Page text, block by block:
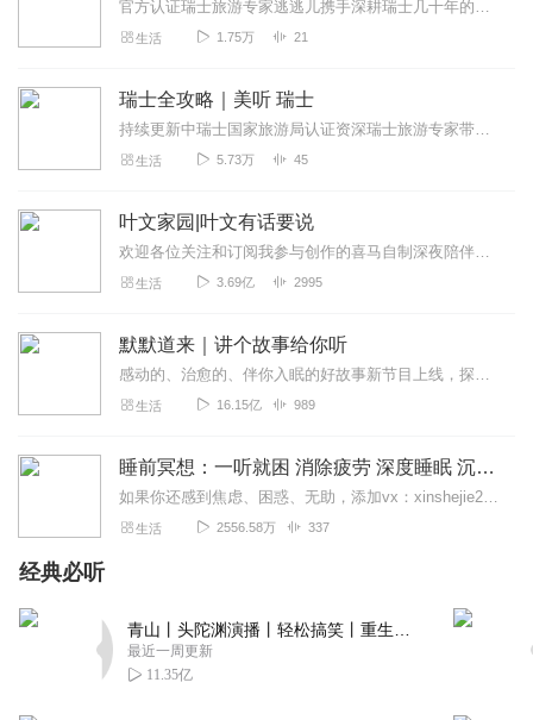
玉琦琳
声音已经感受到阳光明媚，仿佛已置身湖畔，身临其境！跟
着主播乘车换船，畅游一番！感受一个不一样的世界！
2021-09-19
屌丝主宰一切
主播的声音很有亲和力，每一个故事都娓娓道来，不唐突，
不造作，偶尔说到开心处，都能让人忍俊不止。很棒！加
2021-05-05
值极高。一张逃逃儿主播全攻略在手，瑞士你放心随意走！
如烟往事_
虽然没去过瑞士，听了这个系列，有了美的感受，引发了去
瑞士的遐想。超赞
2021-09-12
官方认证瑞士旅游专家逃逃儿携手深耕瑞士几十年的旅游开发接待专业团队美乐（MELLE）为您立体呈现丰富有趣的全瑞士。即逃逃儿的瑞士全攻略系列的画面感《...
生活 1.75万 21
瑞士全攻略｜美听 瑞士
持续更新中瑞士国家旅游局认证资深瑞士旅游专家带您聆听瑞士的声音此节目配合专辑瑞士全攻略｜全攻略，补充其目的地信息体验项目等的详细描述和介绍为您呈上画面...
生活 5.73万 45
叶文家园|叶文有话要说
欢迎各位关注和订阅我参与创作的喜马自制深夜陪伴谈话栏目《听你说·百态人声》【听你说·百态人声】每晚直播连线真实人间故事|叶文现场互动中|人间冷暖，抱团取暖每周...
生活 3.69亿 2995
默默道来｜讲个故事给你听
感动的、治愈的、伴你入眠的好故事新节目上线，探索现实世界的无尽魅力，追求对生活的真实记录《听见人间真相》（点击名称，直达专辑）网易人间故事集持续更新中，邀您关注...
生活 16.15亿 989
睡前冥想：一听就困 消除疲劳 深度睡眠 沉浸体验
如果你还感到焦虑、困惑、无助，添加vx：xinshejie2018、vx公众号：宣萱心伴，与主播宣萱开启心灵交流之旅，共建温暖的精神家园！如果你喜欢我的内容，请...
生活 2556.58万 337
经典必听
最近一周更新
11.35亿